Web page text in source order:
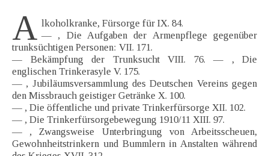
A lkoholkranke, Fürsorge für IX. 84.
— , Die Aufgaben der Armenpflege gegenüber
trunksüchtigen Personen: VII. 171.
— Bekämpfung der Trunksucht VIII. 76. — , Die
englischen Trinkerasyle V. 175.
— , Jubiläumsversammlung des Deutschen Vereins gegen
den Missbrauch geistiger Getränke X. 100.
— , Die öffentliche und private Trinkerfürsorge XII. 102.
— , Die Trinkerfürsorgebewegung 1910/11 XIII. 97.
— , Zwangsweise Unterbringung von Arbeitsscheuen,
Gewohnheitstrinkern und Bummlern in Anstalten während